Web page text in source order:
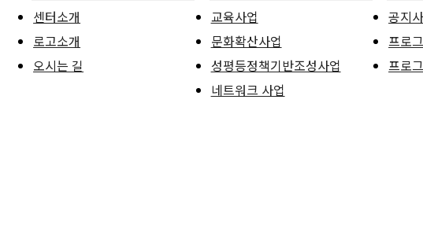
센터소개
로고소개
오시는 길
교육사업
문화확산사업
성평등정책기반조성사업
네트워크 사업
공지
프로
프로
성평등한 중랑을 위해 마을과 함께 활동하고 연대하는 중랑구성평등활동센터
공지사항